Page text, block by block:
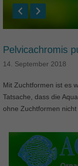
Pelvicachromis
14. September 2018
Mit Zuchtformen ist es
Tatsache, dass die
ohne Zuchtformen nicht